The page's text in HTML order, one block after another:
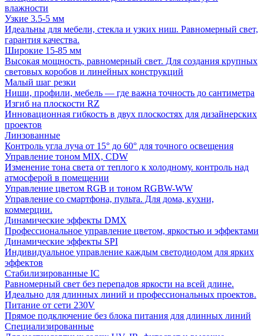
влажности
Узкие 3.5-5 мм
Идеальны для мебели, стекла и узких ниш. Равномерный свет,
гарантия качества.
Широкие 15-85 мм
Высокая мощность, равномерный свет. Для создания крупных
световых коробов и линейных конструкций
Малый шаг резки
Ниши, профили, мебель — где важна точность до сантиметра
Изгиб на плоскости RZ
Инновационная гибкость в двух плоскостях для дизайнерских
проектов
Линзованные
Контроль угла луча от 15° до 60° для точного освещения
Управление тоном MIX, CDW
Изменение тона света от теплого к холодному. контроль над
атмосферой в помещении
Управление цветом RGB и тоном RGBW-WW
Управление со смартфона, пульта. Для дома, кухни,
коммерции.
Динамические эффекты DMX
Профессиональное управление цветом, яркостью и эффектами
Динамические эффекты SPI
Индивидуальное управление каждым светодиодом для ярких
эффектов
Стабилизированные IC
Равномерный свет без перепадов яркости на всей длине.
Идеально для длинных линий и профессиональных проектов.
Питание от сети 230V
Прямое подключение без блока питания для длинных линий
Специализированные